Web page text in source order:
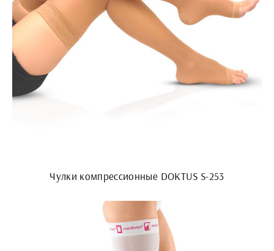
Чулки компрессионные DOKTUS S-253